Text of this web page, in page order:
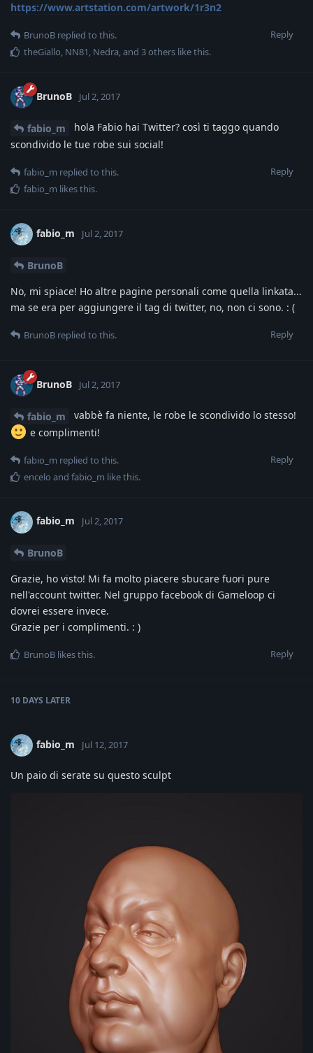
https://www.artstation.com/artwork/1r3n2
Reply
BrunoB replied to this.
theGiallo, NN81, Nedra, and 3others like this.
BrunoB Jul 2, 2017
fabio_m
hola Fabio hai Twitter? così ti taggo quando
scondivido le tue robe sui social!
Reply
fabio_m replied to this.
fabio_m likes this.
fabio_m Jul 2, 2017
BrunoB
No, mi spiace! Ho altre pagine personali come quella linkata...
ma se era per aggiungere il tag di twitter, no, non ci sono. : (
Reply
BrunoB replied to this.
BrunoB Jul 2, 2017
fabio_m
vabbè fa niente, le robe le scondivido lo stesso!
e complimenti!
Reply
fabio_m replied to this.
encelo and fabio_m like this.
fabio_m Jul 2, 2017
BrunoB
Grazie, ho visto! Mi fa molto piacere sbucare fuori pure
nell'account twitter. Nel gruppo facebook di Gameloop ci
dovrei essere invece.
Grazie per i complimenti. : )
Reply
BrunoB likes this.
10 DAYS LATER
fabio_m Jul 12, 2017
Un paio di serate su questo sculpt